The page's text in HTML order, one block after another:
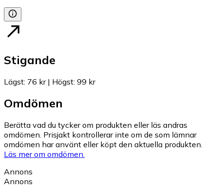
Stigande
Lägst: 76 kr| Högst: 99 kr
Omdömen
Berätta vad du tycker om produkten eller läs andras
omdömen. Prisjakt kontrollerar inte om de som lämnar
omdömen har använt eller köpt den aktuella produkten.
Läs mer om omdömen.
Annons
Annons